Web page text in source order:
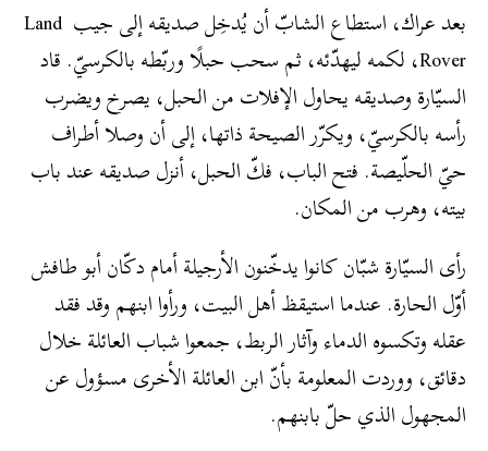
بعد عراك، استطاع الشابّ أن يُدخِل صديقه إلى جيب Land
Rover، لكمه ليهدّئه، ثم سحب حبلًا وربّطه بالكرسيّ. قاد
السيّارة وصديقه يحاول الإفلات من الحبل، يصرخ ويضرب
رأسه بالكرسيّ، ويكرّر الصيحة ذاتها، إلى أن وصلا أطراف
حيّ الحلّيصة. فتح الباب، فكّ الحبل، أنزل صديقه عند باب
بيته، وهرب من المكان.
رأى السيّارة شبّان كانوا يدخّنون الأرجيلة أمام دكّان أبو طافش
أوّل الحارة. عندما استيقظ أهل البيت، ورأوا ابنهم وقد فقد
عقله وتكسوه الدماء وآثار الربط، جمعوا شباب العائلة خلال
دقائق، ووردت المعلومة بأنّ ابن العائلة الأخرى مسؤول عن
المجهول الذي حلّ بابنهم.